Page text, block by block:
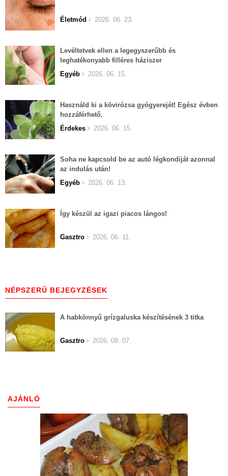
Életmód 2026. 06. 23.
Levéltetvek ellen a legegyszerűbb és
leghatékonyabb filléres háziszer
Egyéb
2026. 06. 15.
Használd ki a kövirózsa gyógyerejét! Egész évben
hozzáférhető.
Érdekes
2026. 06. 15.
Soha ne kapcsold be az autó légkondiját azonnal
az indulás után!
Egyéb
2026. 06. 13.
Így készül az igazi piacos lángos!
Gasztro 2026. 06. 11.
NÉPSZERŰ BEJEGYZÉSEK
A habkönnyű grízgaluska készítésének 3 titka
Gasztro 2026. 08. 07.
AJÁNLÓ